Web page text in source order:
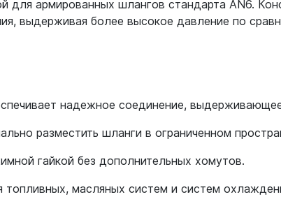
для армированных шлангов стандарта AN6.
выдерживая более высокое давление по
надежное соединение,
разместить шланги в ограниченном
гайкой без дополнительных хомутов.
масляных систем и систем